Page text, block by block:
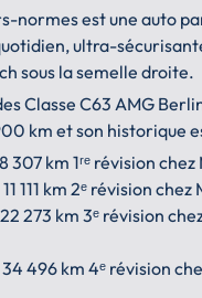
normes est une auto
ultra-
sous la semelle droite.
Classe C63 AMG
km et son historique
307 km 1ʳᵉ révision
111 km 2ᵉ révision
273 km 3ᵉ révision
496 km 4ᵉ révision